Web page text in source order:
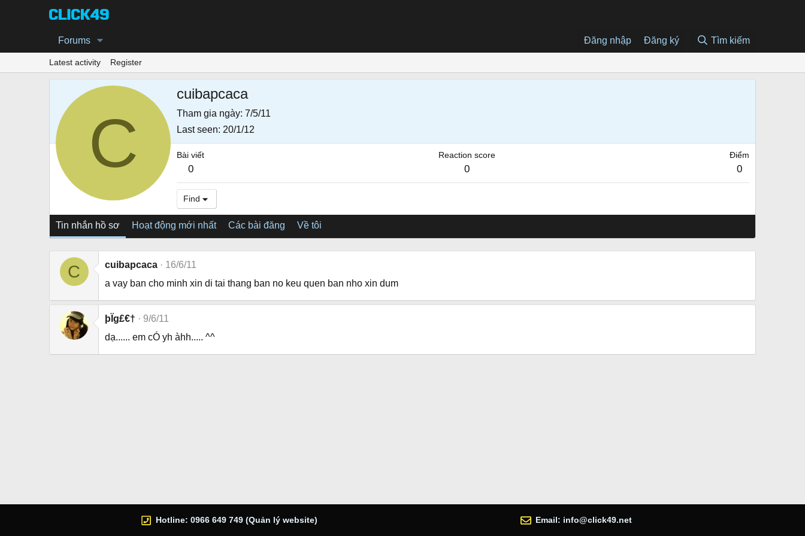
Forums Đăng nhập Đăng ký Tìm kiếm
Latest activity Register
C
cuibapcaca
Tham gia ngày 7/5/11
Last seen 20/1/12
Bài viết
0
Reaction score
0
Điểm
0
Find
Tin nhắn hồ sơ Hoạt động mới nhất Các bài đăng Về tôi
C cuibapcaca
16/6/11
a vay ban cho minh xin di tai thang ban no keu quen ban nho xin dum
þÏg£€†
9/6/11
dạ...... em cÓ yh àhh..... ^^
Hotline: 0966 649 749 (Quản lý website) Email: info@click49.net